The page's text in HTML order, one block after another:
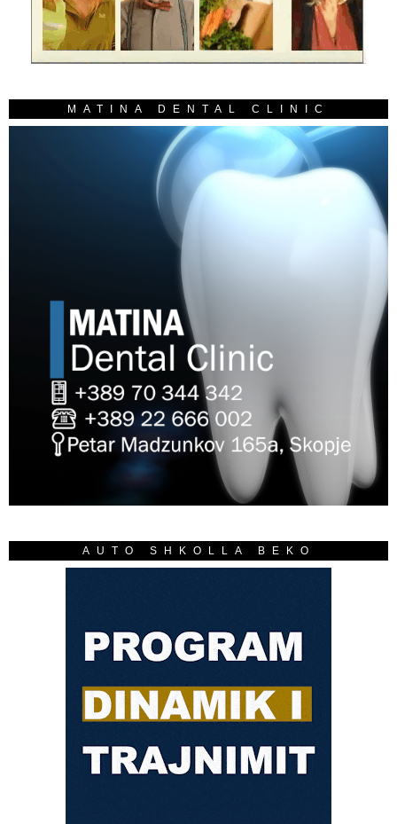
MATINA DENTAL CLINIC
AUTO SHKOLLA BEKO